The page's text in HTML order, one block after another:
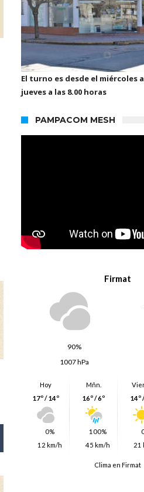
El turno es desde el miércoles
jueves a las 8.00 horas
PAMPACOM MESH
Firmat
90%
1007 hPa
Hoy
17º / 14º
0%
12 km/h
Mñn.
16º / 6º
100%
45 km/h
14º
21
Clima en Firmat